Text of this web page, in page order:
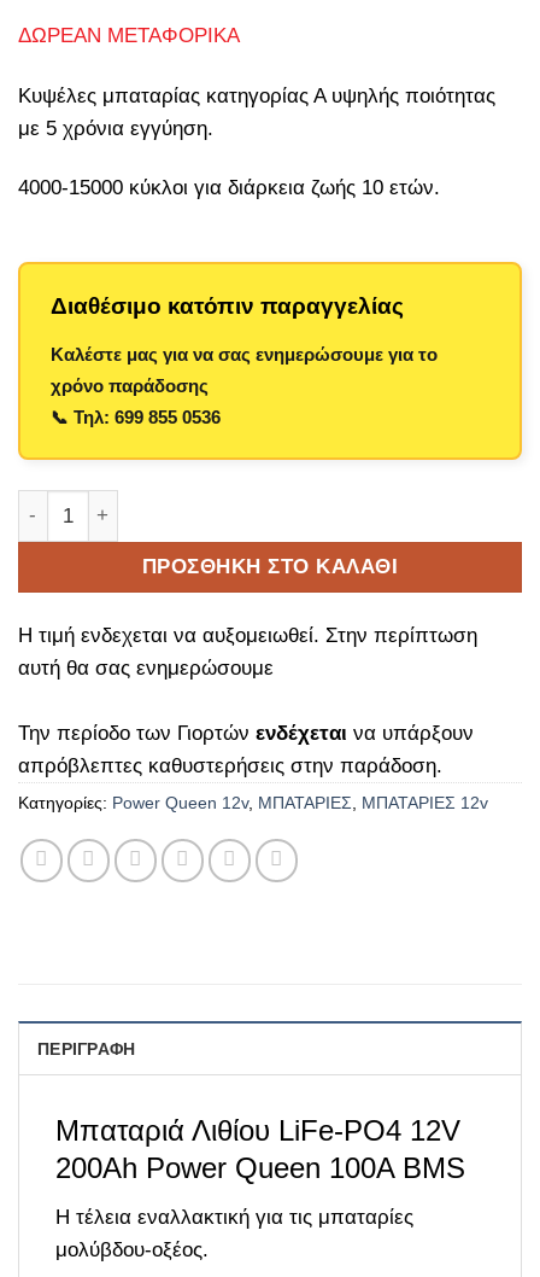
ΔΩΡΕΑΝ ΜΕΤΑΦΟΡΙΚΑ
Κυψέλες μπαταρίας κατηγορίας Α υψηλής ποιότητας
με 5 χρόνια εγγύηση.
4000-15000 κύκλοι για διάρκεια ζωής 10 ετών.
Διαθέσιμο κατόπιν παραγγελίας
ΠΡΟΣΘΉΚΗ ΣΤΟ ΚΑΛΆΘΙ
Η τιμή ενδεχεται να αυξομειωθεί. Στην περίπτωση
αυτή θα σας ενημερώσουμε
Την περίοδο των Γιορτών ενδέχεται να υπάρξουν
απρόβλεπτες καθυστερήσεις στην παράδοση.
Κατηγορίες: Power Queen 12v, ΜΠΑΤΑΡΙΕΣ, ΜΠΑΤΑΡΙΕΣ 12v
ΠΕΡΙΓΡΑΦΉ
Μπαταριά Λιθίου LiFe-PO4 12V
200Ah Power Queen 100A BMS
Η τέλεια εναλλακτική για τις μπαταρίες
μολύβδου-οξέος.